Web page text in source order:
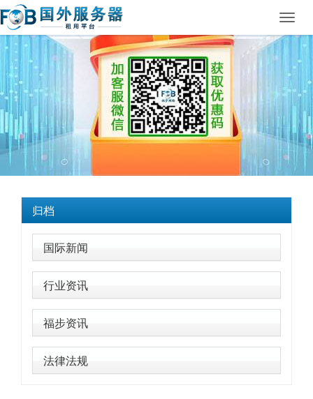
归档
国际新闻
行业资讯
福步资讯
法律法规